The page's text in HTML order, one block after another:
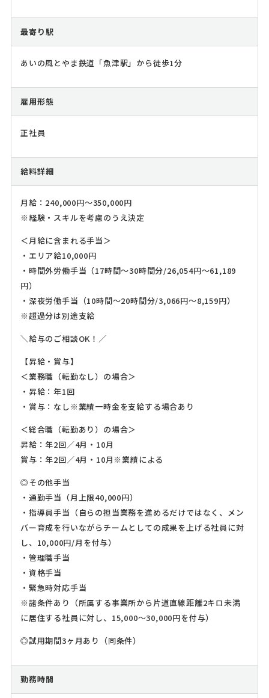
最寄り駅
あいの風とやま鉄道「魚津駅」から徒歩1分
雇用形態
正社員
給料詳細
月給：240,000円～350,000円
※経験・スキルを考慮のうえ決定
＜月給に含まれる手当＞
・エリア給10,000円
・時間外労働手当（17時間～30時間分/26,054円～61,189
円）
・深夜労働手当（10時間～20時間分/3,066円～8,159円）
※超過分は別途支給
＼給与のご相談OK！／
【昇給・賞与】
＜業務職（転勤なし）の場合＞
・昇給：年1回
・賞与：なし※業績一時金を支給する場合あり
＜総合職（転勤あり）の場合＞
昇給：年2回／4月・10月
賞与：年2回／4月・10月※業績による
◎その他手当
・通勤手当（月上限40,000円）
・指導員手当（自らの担当業務を進めるだけではなく、メン
バー育成を行いながらチームとしての成果を上げる社員に対
し、10,000円/月を付与）
・管理職手当
・資格手当
・緊急時対応手当
※諸条件あり（所属する事業所から片道直線距離2キロ未満
に居住する社員に対し、15,000～30,000円を付与）
◎試用期間3ヶ月あり（同条件）
勤務時間